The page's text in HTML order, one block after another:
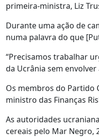
primeira-ministra, Liz
Durante uma ação de
numa palavra do que
“Precisamos trabalhar
da Ucrânia sem envolver
Os membros do Partido
ministro das Finanças
As autoridades
cereais pelo Mar Negro,